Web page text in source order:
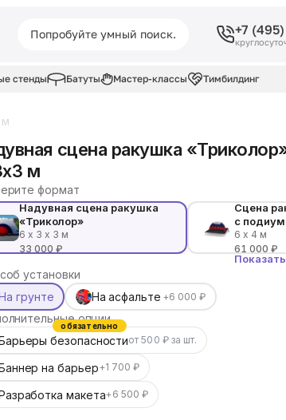
+7
стенды Батуты Мастер-классы Тимбилдинг
м
сцена ракушка
м
формат
Надувная сцена ракушка
«Триколор»
6 х 3 х 3 м
33 000 ₽
Сцена
с
6 х 4 м
61 000 ₽
установки
грунте
На асфальте +6 000 ₽
опции
безопасностиот 500 ₽ за шт.
обязательно
на барьер+1 700 ₽
макета+6 500 ₽